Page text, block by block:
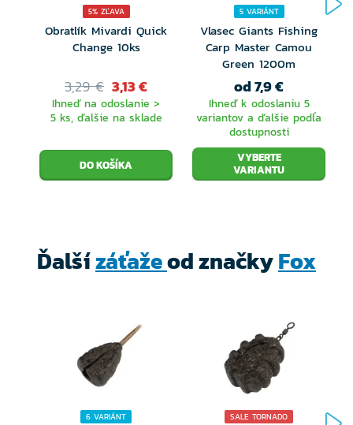
5% ZĽAVA
Obratlík Mivardi Quick
Change 10ks
3,29 € 3,13 €
Ihneď na odoslanie >
5 ks, ďalšie na sklade
5 VARIÁNT
Vlasec Giants Fishing
Carp Master Camou
Green 1200m
od 7,9 €
Ihneď k odoslaniu 5
variantov a ďalšie podľa
dostupnosti
VYBERTE
VARIANTU
Ďalšízáťažeod značkyFox
6 VARIÁNT SALE TORNADO